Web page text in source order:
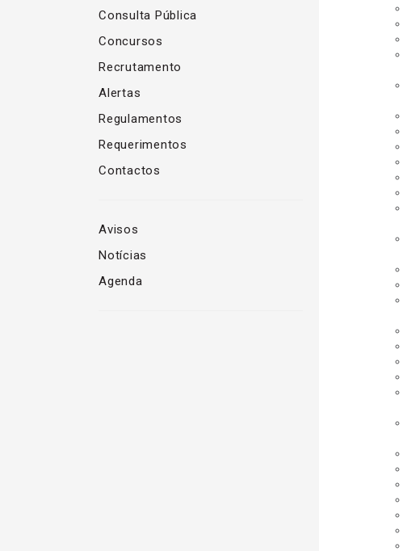
Consulta Pública
Concursos
Recrutamento
Alertas
Regulamentos
Requerimentos
Contactos
Avisos
Notícias
Agenda